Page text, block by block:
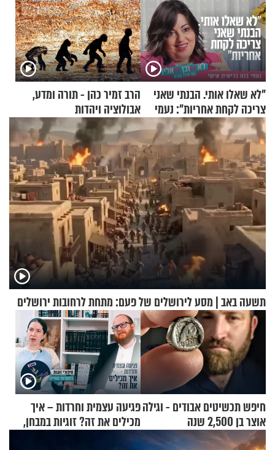
"לא שאלו אותי. הבנתי שאני
צריכה לקחת אחריות": נעמי
בנט בריאיון אישי
הרב זמיר כהן - תורה ומדע,
אבולוציה ויהדות
תשעה באב | מסע לירושלים של פעם: מתחת לרחובות ירושלים
חיפש תכשיטים אבודים - וגילה
אוצר בן 2,500 שנה
פגיעה עצמית וחרדות – איך
מכילים את זה? זוגיות במבחן,
הפעם עם יהודית ואלתר כהן